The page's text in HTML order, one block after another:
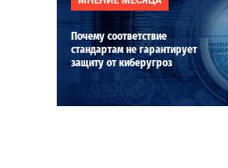
Почему соответствие
стандартам не гарантирует
защиту от киберугроз